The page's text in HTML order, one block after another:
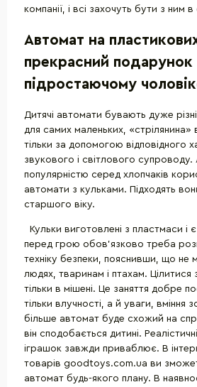
компанії, і всі захочуть бути з ним в
Автомат на
прекрасний подарунок
підростаючому
Дитячі автомати бувають дуже
для самих маленьких, «стрілянина»
тільки за допомогою відповідного
звукового і світлового
популярністю серед хлопчаків
автомати з кульками. Підходять
старшого віку.
Кульки виготовлені з пластмаси і
перед грою обов'язково треба
техніку безпеки, пояснивши, що не
людях, тваринам і птахам. Цілитися
тільки в мішені. Це заняття добре
тільки влучності, а й уваги, вміння
більше автомат буде схожий на
він сподобається дитині.
іграшок завжди приваблює. В
товарів goodtoys.com.ua ви
автомат будь-якого плану. В